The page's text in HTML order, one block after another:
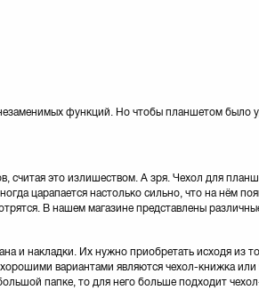
функций. Но чтобы планшетом было
считая это излишеством. А зря. Чехол для
царапается настолько сильно, что на нём
В нашем магазине представлены
и накладки. Их нужно приобретать исходя из
вариантами являются чехол-книжка
папке, то для него больше подходит